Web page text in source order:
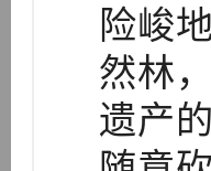
险峻
然林
遗产